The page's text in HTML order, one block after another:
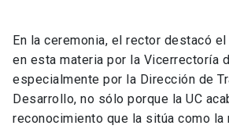
En la ceremonia, el rector destacó
en esta materia por la Vicerrectoría
especialmente por la Dirección de
Desarrollo, no sólo porque la UC
reconocimiento que la sitúa como la